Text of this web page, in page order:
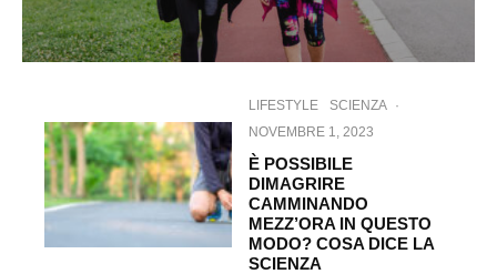
LIFESTYLE SCIENZA ·
NOVEMBRE 1, 2023
È POSSIBILE
DIMAGRIRE
CAMMINANDO
MEZZ’ORA IN QUESTO
MODO? COSA DICE LA
SCIENZA